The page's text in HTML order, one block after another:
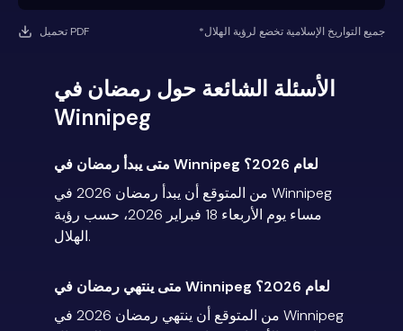
تحميل PDF *جميع التواريخ الإسلامية تخضع لرؤية الهلال
الأسئلة الشائعة حول رمضان في
Winnipeg
متى يبدأ رمضان في Winnipeg لعام 2026؟
من المتوقع أن يبدأ رمضان 2026 في Winnipeg
مساء يوم الأربعاء 18 فبراير 2026، حسب رؤية
الهلال.
متى ينتهي رمضان في Winnipeg لعام 2026؟
من المتوقع أن ينتهي رمضان 2026 في Winnipeg